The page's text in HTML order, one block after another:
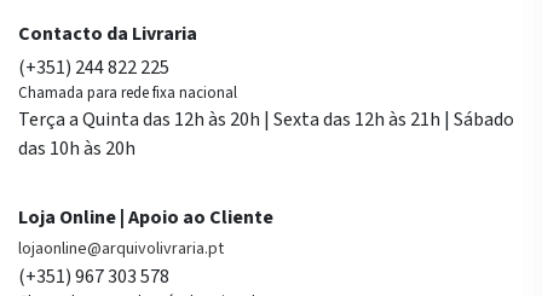
Contacto da Livraria
(+351) 244 822 225
Chamada para rede fixa nacional
Terça a Quinta das 12h às 20h | Sexta das 12h às 21h | Sábado
das 10h às 20h
Loja Online | Apoio ao Cliente
lojaonline@arquivolivraria.pt
(+351) 967 303 578